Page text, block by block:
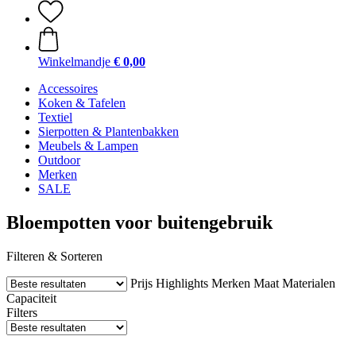
Winkelmandje € 0,00
Accessoires
Koken & Tafelen
Textiel
Sierpotten & Plantenbakken
Meubels & Lampen
Outdoor
Merken
SALE
Bloempotten voor buitengebruik
Filteren & Sorteren
Prijs Highlights Merken Maat Materialen
Capaciteit
Filters